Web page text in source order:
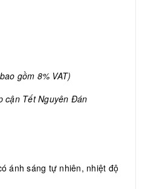
gồm 8% VAT)
cận Tết Nguyên Đán
ánh sáng tự nhiên, nhiệt độ